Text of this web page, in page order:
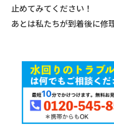
止めてみてください！
あとは私たちが到着後に修